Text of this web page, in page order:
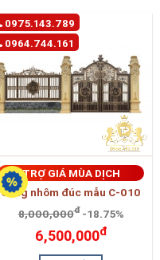
0975.143.789
0964.744.161
TRỢ GIÁ MÙA DỊCH
Cổng nhôm đúc mẫu C-010
8,000,000đ -18.75%
6,500,000đ